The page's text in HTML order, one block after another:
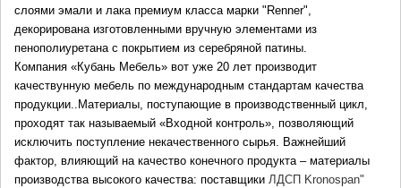
слоями эмали и лака премиум класса марки "Renner",
декорирована изготовленными вручную элементами из
пенополиуретана с покрытием из серебряной патины.
Компания «Кубань Мебель» вот уже 20 лет производит
качествунную мебель по международным стандартам качества
продукции..Материалы, поступающие в производственный цикл,
проходят так называемый «Входной контроль», позволяющий
исключить поступление некачественного сырья. Важнейший
фактор, влияющий на качество конечного продукта – материалы
производства высокого качества: поставщики ЛДСП Kronospan"